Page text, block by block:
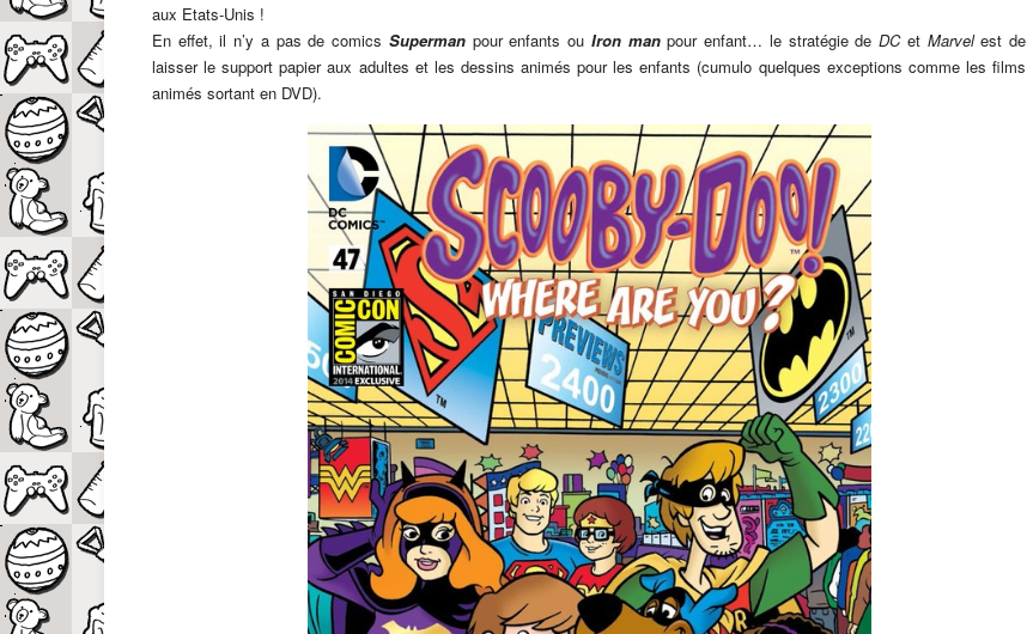
aux Etats-Unis !
En effet, il n’y a pas de comics Supermanpour enfants ou Iron manpour enfant… le stratégie deDCet Marvelest de
laisser le support papier aux adultes et les dessins animés pour les enfants (cumulo quelques exceptions comme les films
animés sortant en DVD).